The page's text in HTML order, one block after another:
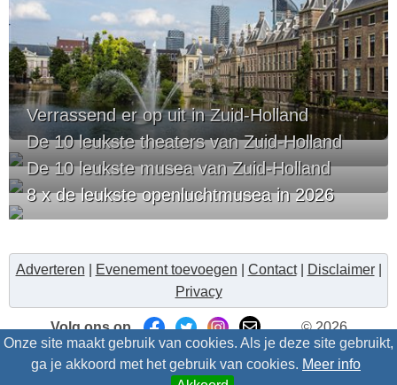
Onze site maakt gebruik van cookies. Als je deze site gebruikt,
ga je akkoord met het gebruik van cookies. Meer info
Verrassend er op uit in Zuid-Holland
De 10 leukste theaters van Zuid-Holland
De 10 leukste musea van Zuid-Holland
8 x de leukste openluchtmusea in 2026
Adverteren Evenement toevoegen Contact| Disclaimer|
Privacy
Volg ons op
© 2026
Uitzinnig.nl/intris- Alle rechten voorbehouden